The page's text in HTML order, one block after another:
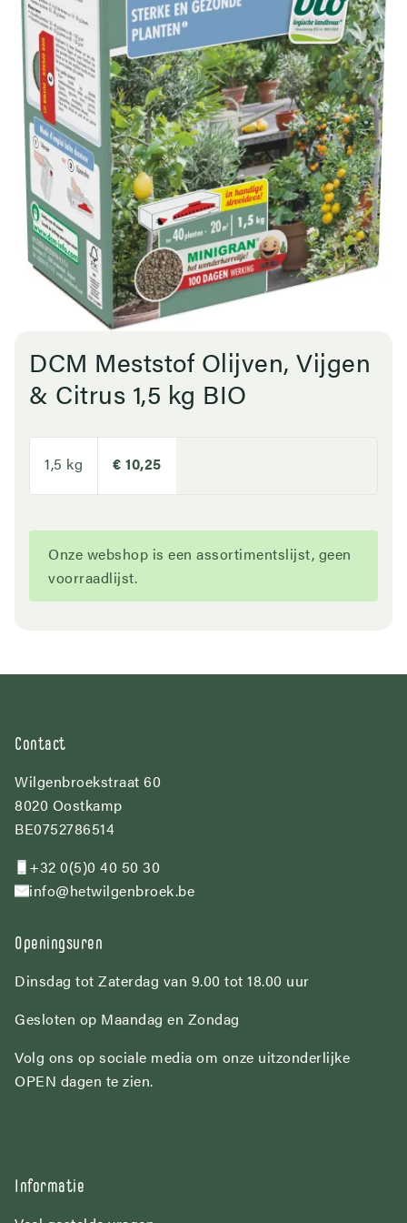
DCM Meststof Olijven, Vijgen
& Citrus 1,5 kg BIO
1,5 kg € 10,25
Onze webshop is een assortimentslijst, geen
voorraadlijst.
Contact
Wilgenbroekstraat 60
8020 Oostkamp
BE0752786514
+32 0(5)0 40 50 30
info@hetwilgenbroek.be
Openingsuren
Dinsdag tot Zaterdag van 9.00 tot 18.00 uur
Gesloten op Maandag en Zondag
Volg ons op sociale media om onze uitzonderlijke
OPEN dagen te zien.
Informatie